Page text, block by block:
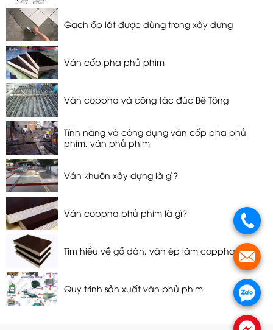
Gạch ốp lát được dùng trong xây dựng
Ván cốp pha phủ phim
Ván coppha và công tác đúc Bê Tông
Tính năng và công dụng ván cốp pha phủ
phim, ván phủ phim
Ván khuôn xây dựng là gì?
Ván coppha phủ phim là gì?
Tìm hiểu về gỗ dán, ván ép làm coppha
Quy trình sản xuất ván phủ phim